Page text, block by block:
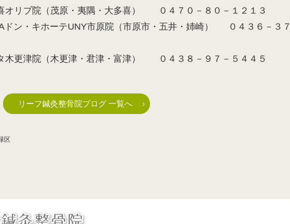
オリブ院（茂原・夷隅・大多喜） ０４７０－８０－１２１３
ン・キホーテUNY市原院（市原市・五井・姉崎） ０４３６－３７
木更津院（木更津・君津・富津） ０４３８－９７－５４４５
リーフ鍼灸整骨院ブログ 一覧へ
区